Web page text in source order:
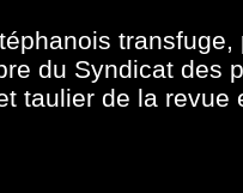
transfuge,
du Syndicat des
taulier de la revue